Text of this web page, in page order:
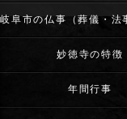
妙徳寺の特徴
年間行事